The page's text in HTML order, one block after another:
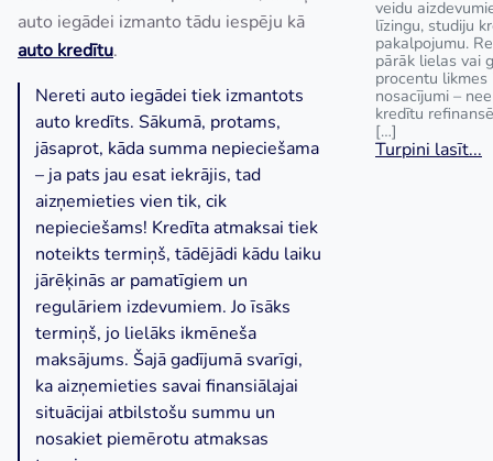
auto iegādei izmanto tādu iespēju kā
auto kredītu.
Nereti auto iegādei tiek izmantots
auto kredīts. Sākumā, protams,
jāsaprot, kāda summa nepieciešama
– ja pats jau esat iekrājis, tad
aizņemieties vien tik, cik
nepieciešams! Kredīta atmaksai tiek
noteikts termiņš, tādējādi kādu laiku
jārēķinās ar pamatīgiem un
regulāriem izdevumiem. Jo īsāks
termiņš, jo lielāks ikmēneša
maksājums. Šajā gadījumā svarīgi,
ka aizņemieties savai finansiālajai
situācijai atbilstošu summu un
nosakiet piemērotu atmaksas
veidu
līzingu, studiju
pakalpojumu.
pārāk lielas vai
procentu
nosacījumi –
kredītu
[…]
Turpini lasīt...